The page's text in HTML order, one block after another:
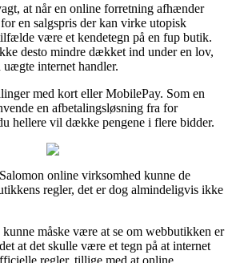
at når en online forretning afhænder
en salgspris der kan virke utopisk
være et kendetegn på en fup butik.
desto mindre dækket ind under en lov,
internet handler.
med kort eller MobilePay. Som en
en afbetalingsløsning fra for
hellere vil dække pengene i flere bidder.
online virksomhed kunne de
regler, det er dog almindeligvis ikke
måske være at se om webbutikken er
at det skulle være et tegn på at internet
regler, tillige med at online